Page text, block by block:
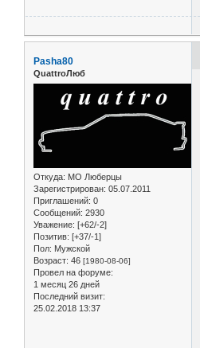
Pasha80
QuattroЛюб
Откуда: МО Люберцы
Зарегистрирован: 05.07.2011
Приглашений: 0
Сообщений: 2930
Уважение: [+62/-2]
Позитив: [+37/-1]
Пол: Мужской
Возраст: 46 [1980-08-06]
Провел на форуме:
1 месяц 26 дней
Последний визит:
25.02.2018 13:37